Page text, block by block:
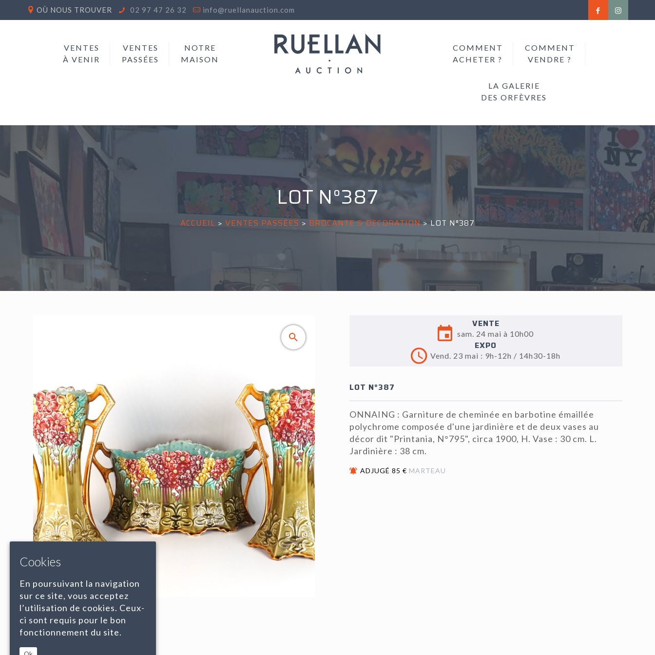
OÙ NOUS TROUVER 02 97 47 26 32 info@ruellanauction.com
VENTES
À VENIR
VENTES
PASSÉES
NOTRE
MAISON
COMMENT
ACHETER ?
COMMENT
VENDRE ?
LA GALERIE
DES ORFÈVRES
LOT N°387
ACCUEIL > VENTES PASSÉES >BROCANTE & DECORATION>LOT N°387
VENTE
sam. 24 mai à 10h00
EXPO
Vend. 23 mai : 9h-12h / 14h30-18h
LOT N°387
ONNAING : Garniture de cheminée en barbotine émaillée
polychrome composée d'une jardinière et de deux vases au
décor dit "Printania, N°795", circa 1900, H. Vase : 30 cm. L.
Jardinière : 38 cm.
ADJUGÉ 85 € MARTEAU
Cookies
En poursuivant la navigation
sur ce site, vous acceptez
l’utilisation de cookies. Ceux-
ci sont requis pour le bon
fonctionnement du site.